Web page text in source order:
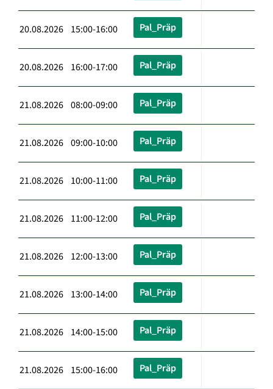
20.08.2026 15:00-16:00 Pal_Präp
20.08.2026 16:00-17:00 Pal_Präp
21.08.2026 08:00-09:00 Pal_Präp
21.08.2026 09:00-10:00 Pal_Präp
21.08.2026 10:00-11:00 Pal_Präp
21.08.2026 11:00-12:00 Pal_Präp
21.08.2026 12:00-13:00 Pal_Präp
21.08.2026 13:00-14:00 Pal_Präp
21.08.2026 14:00-15:00 Pal_Präp
21.08.2026 15:00-16:00 Pal_Präp